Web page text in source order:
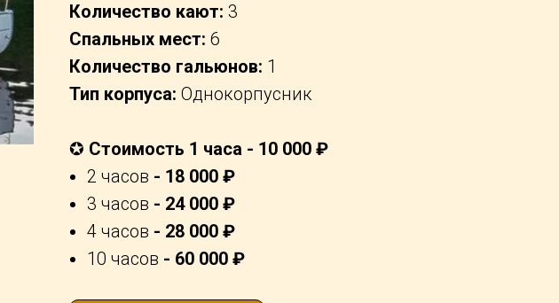
Количество кают: 3
Спальных мест: 6
Количество гальюнов: 1
Тип корпуса: Однокорпусник
✪ Стоимость 1 часа - 10 000 ₽
2 часов - 18 000 ₽
3 часов - 24 000 ₽
4 часов - 28 000 ₽
10 часов - 60 000 ₽